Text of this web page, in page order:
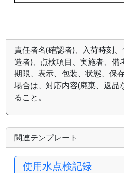
責任者名(確認者)、入荷時刻
造者)、点検項目、実施者、備
期限、表示、包装、状態、保
場合は、対応内容(廃棄、返品
ること。
関連テンプレート
使用水点検記録